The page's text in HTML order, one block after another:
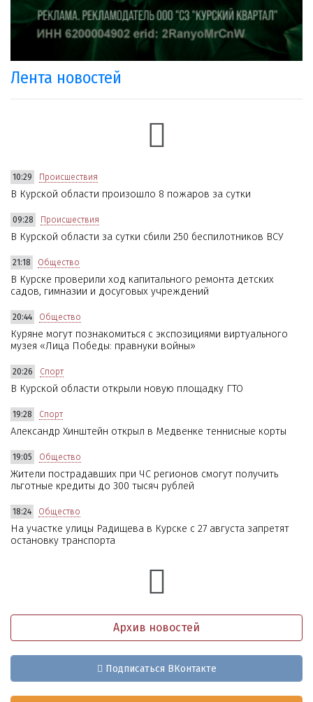
Лента новостей
10:29 Происшествия
В Курской области произошло 8 пожаров за сутки
09:28 Происшествия
В Курской области за сутки сбили 250 беспилотников ВСУ
21:18 Общество
В Курске проверили ход капитального ремонта детских
садов, гимназии и досуговых учреждений
20:44 Общество
Куряне могут познакомиться с экспозициями виртуального
музея «Лица Победы: правнуки войны»
20:26 Спорт
В Курской области открыли новую площадку ГТО
19:28 Спорт
Александр Хинштейн открыл в Медвенке теннисные корты
19:05 Общество
Жители пострадавших при ЧС регионов смогут получить
льготные кредиты до 300 тысяч рублей
18:24 Общество
На участке улицы Радищева в Курске с 27 августа запретят
остановку транспорта
Архив новостей
Подписаться ВКонтакте